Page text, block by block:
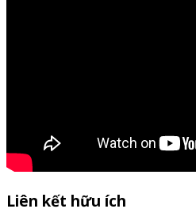
Liên kết hữu ích